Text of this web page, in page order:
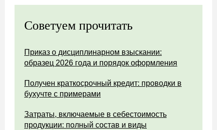
Советуем прочитать
Приказ о дисциплинарном взыскании:
образец 2026 года и порядок оформления
Получен краткосрочный кредит: проводки в
бухучте с примерами
Затраты, включаемые в себестоимость
продукции: полный состав и виды